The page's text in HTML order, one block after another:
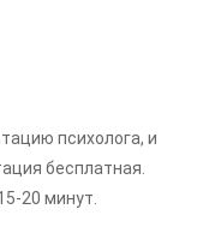
психолога, и
бесплатная.
20 минут.